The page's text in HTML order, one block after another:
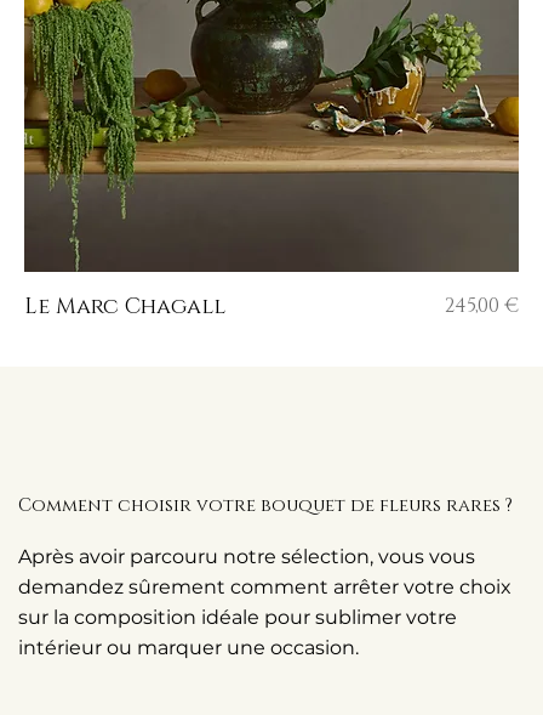
Le Marc Chagall Prix
245,00 €
Comment choisir votre bouquet de fleurs rares ?
Après avoir parcouru notre sélection, vous vous
demandez sûrement comment arrêter votre choix
sur la composition idéale pour sublimer votre
intérieur ou marquer une occasion.